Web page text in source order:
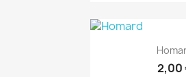
2,00